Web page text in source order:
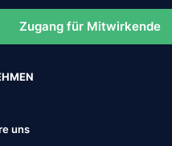
Zugang für Mitwirkende
uns